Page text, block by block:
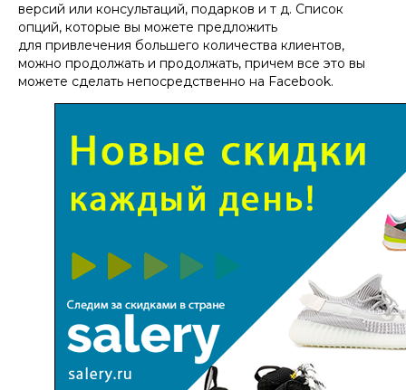
версий или консультаций, подарков и т д. Список
опций, которые вы можете предложить
для привлечения большего количества клиентов,
можно продолжать и продолжать, причем все это вы
можете сделать непосредственно на Facebook.